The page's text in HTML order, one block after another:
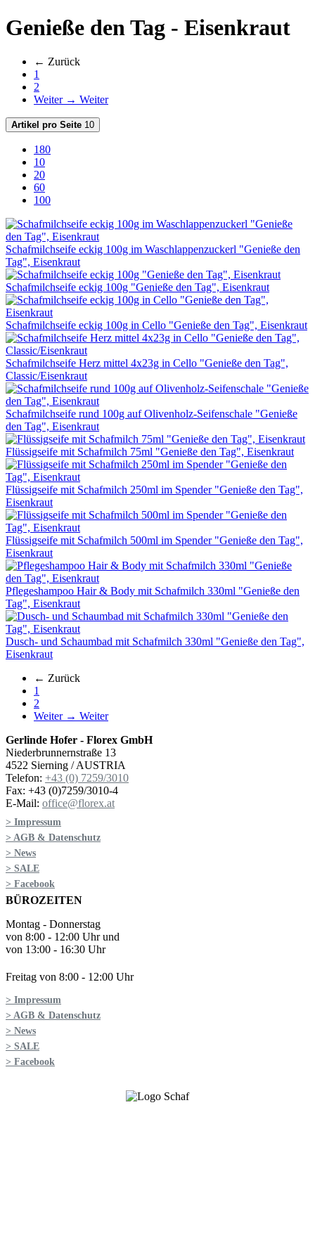
Genieße den Tag - Eisenkraut
← Zurück
1
2
Weiter → Weiter
Artikel pro Seite 10
180
10
20
60
100
Schafmilchseife eckig 100g im Waschlappenzuckerl "Genieße den
Tag", Eisenkraut
Schafmilchseife eckig 100g "Genieße den Tag", Eisenkraut
Schafmilchseife eckig 100g in Cello "Genieße den Tag", Eisenkraut
Schafmilchseife Herz mittel 4x23g in Cello "Genieße den Tag",
Classic/Eisenkraut
Schafmilchseife rund 100g auf Olivenholz-Seifenschale "Genieße
den Tag", Eisenkraut
Flüssigseife mit Schafmilch 75ml "Genieße den Tag", Eisenkraut
Flüssigseife mit Schafmilch 250ml im Spender "Genieße den Tag",
Eisenkraut
Flüssigseife mit Schafmilch 500ml im Spender "Genieße den Tag",
Eisenkraut
Pflegeshampoo Hair & Body mit Schafmilch 330ml "Genieße den
Tag", Eisenkraut
Dusch- und Schaumbad mit Schafmilch 330ml "Genieße den Tag",
Eisenkraut
← Zurück
1
2
Weiter → Weiter
Gerlinde Hofer - Florex GmbH
Niederbrunnernstraße 13
4522 Sierning / AUSTRIA
Telefon: +43 (0) 7259/3010
Fax: +43 (0)7259/3010-4
E-Mail: office@florex.at
> Impressum
> AGB & Datenschutz
> News
> SALE
> Facebook
BÜROZEITEN
Montag - Donnerstag
von 8:00 - 12:00 Uhr und
von 13:00 - 16:30 Uhr
Freitag von 8:00 - 12:00 Uhr
> Impressum
> AGB & Datenschutz
> News
> SALE
> Facebook